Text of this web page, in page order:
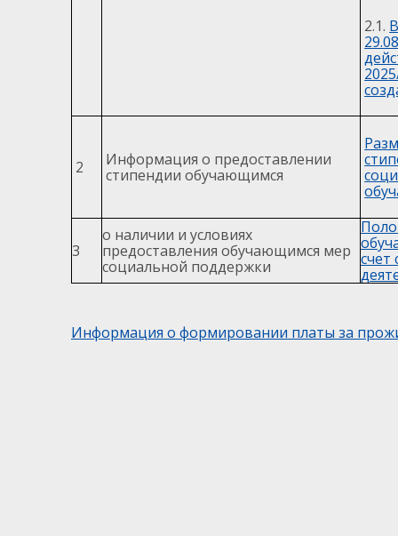
2.1.
2
Информация о предоставлении
стипендии обучающимся
3
о наличии и условиях
предоставления обучающимся мер
социальной поддержки
счет
Информация о формировании платы за